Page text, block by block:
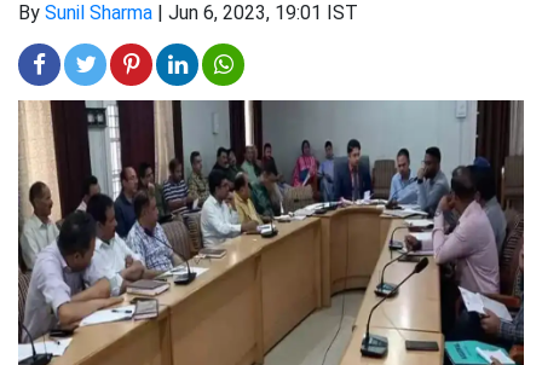
By Sunil Sharma | Jun 6, 2023, 19:01 IST